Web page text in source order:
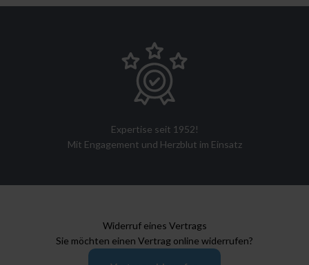
Expertise seit 1952!
Mit Engagement und Herzblut im Einsatz
Widerruf eines Vertrags
Sie möchten einen Vertrag online widerrufen?